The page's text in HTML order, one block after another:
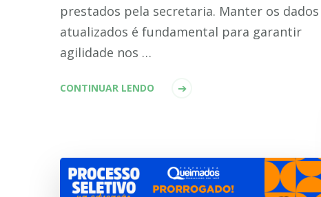
prestados pela secretaria. Manter os dados
atualizados é fundamental para garantir
agilidade nos …
CONTINUAR LENDO